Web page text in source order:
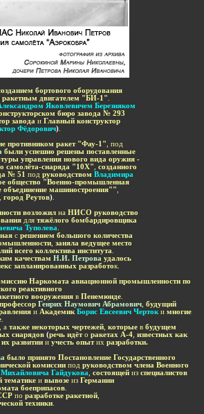
бортового оборудования
ракетным двигателем "БИ-1"
Яковлевичем Березняком
бюро завода № 293
завода и Главный конструктор
Фёдорович).
противником ракет "Фау-1" , под
были успешно решены поставленные
управления нового вида оружия -
самолёта-снаряда "10Х"
созданного
№ 51 под руководством Владимира
общество "Военно-промышленная
объединение машиностроения""
город Реутов)
возложил на НИСО руководство
для тяжёлого бомбардировщика
Туполева
с решением большого количества
заняла ведущее место
всего коллектива института
качествам Н.И. Петрова удалось
запланированных разработок.
Наркомата авиационной промышленности по
реактивного
вооружения в Пенемюнде
профессор Генрих Наумович Абрамович, будущий
иАкадемик Борис Евсеевич Черток и многие
, а также некоторых чертежей которые в будущем
снарядов (речь идёто ракетах А-4 известных как
развитиии учесть опытих разработки.
было принято Постановление Государственного
комиссии под руководством члена Военного
Гайдукова состоящей из специалистов
тематике ивывозе изГермании
боеприпасов
по разработке ракетной
техники.